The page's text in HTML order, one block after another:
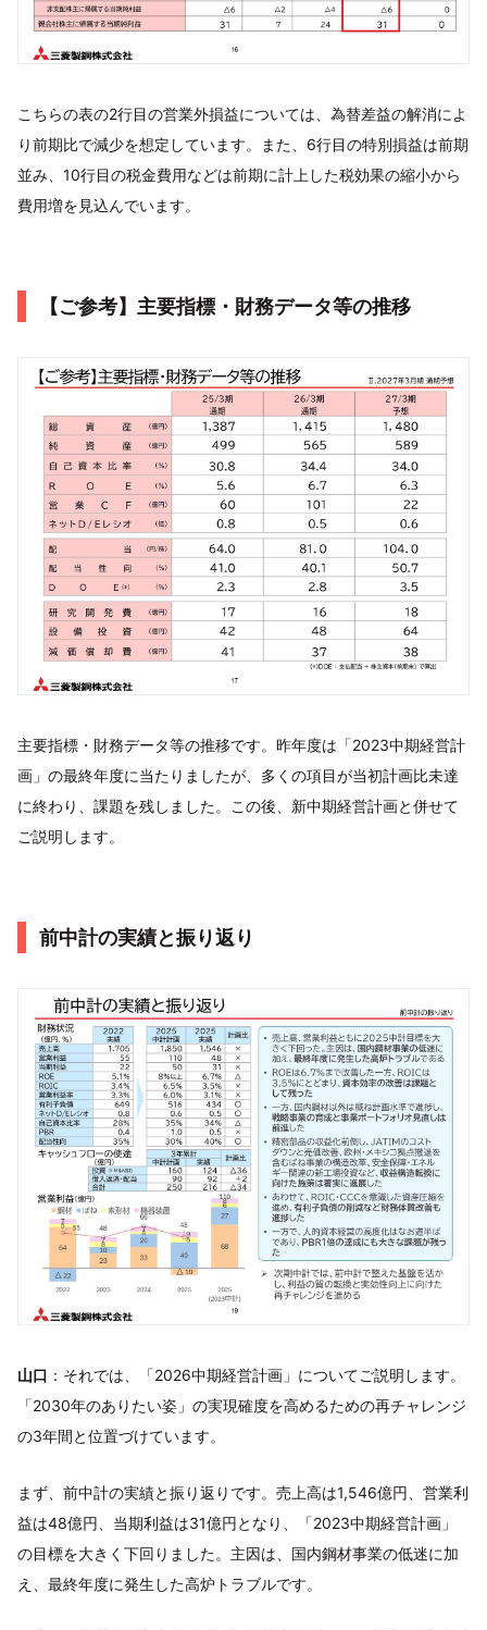
こちらの表の2行目の営業外損益については、為替差益の解消によ
り前期比で減少を想定しています。また、6行目の特別損益は前期
並み、10行目の税金費用などは前期に計上した税効果の縮小から
費用増を見込んでいます。
【ご参考】主要指標・財務データ等の推移
主要指標・財務データ等の推移です。昨年度は「2023中期経営計
画」の最終年度に当たりましたが、多くの項目が当初計画比未達
に終わり、課題を残しました。この後、新中期経営計画と併せて
ご説明します。
前中計の実績と振り返り
山口 ：それでは、「2026中期経営計画」についてご説明します。
「2030年のありたい姿」の実現確度を高めるための再チャレンジ
の3年間と位置づけています。
まず、前中計の実績と振り返りです。売上高は1,546億円、営業利
益は48億円、当期利益は31億円となり、「2023中期経営計画」
の目標を大きく下回りました。主因は、国内鋼材事業の低迷に加
え、最終年度に発生した高炉トラブルです。